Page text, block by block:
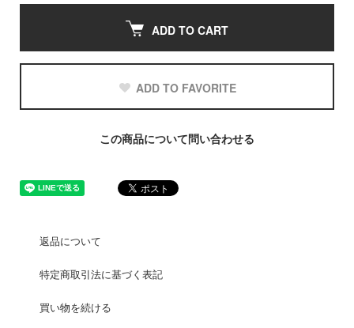
ADD TO CART
ADD TO FAVORITE
この商品について問い合わせる
返品について
特定商取引法に基づく表記
買い物を続ける